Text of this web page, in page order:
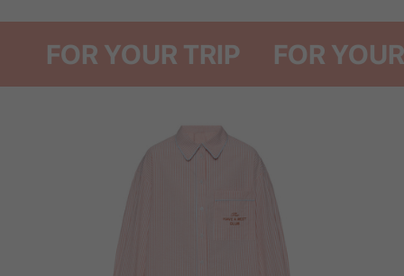
простих моментах: повільних ранках, вікендах за містом чи теплій
тиші літнього вечора.
Шорти зручно поєднуються з іншими речами колекції в капсулу, але
FOR YOUR TRIP FOR